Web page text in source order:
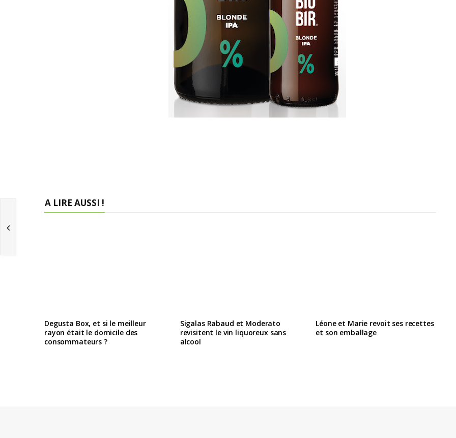
A LIRE AUSSI !
Degusta Box, et si le meilleur
rayon était le domicile des
consommateurs ?
Sigalas Rabaud et Moderato
revisitent le vin liquoreux sans
alcool
Léone et Marie revoit ses recettes
et son emballage